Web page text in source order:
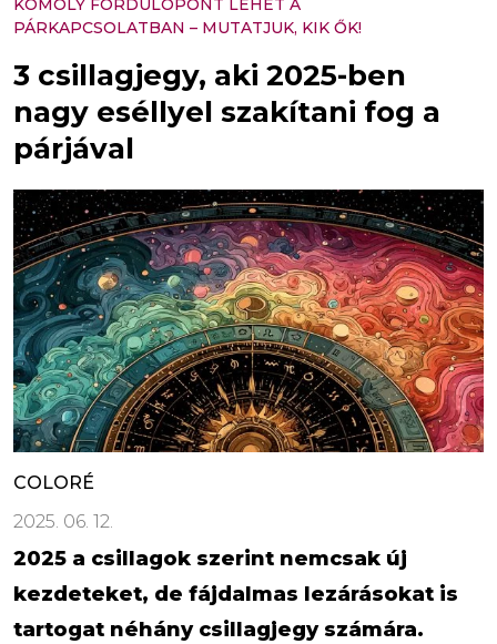
KOMOLY FORDULÓPONT LEHET A
PÁRKAPCSOLATBAN – MUTATJUK, KIK ŐK!
3 csillagjegy, aki 2025-ben
nagy eséllyel szakítani fog a
párjával
COLORÉ
2025. 06. 12.
2025 a csillagok szerint nemcsak új
kezdeteket, de fájdalmas lezárásokat is
tartogat néhány csillagjegy számára.